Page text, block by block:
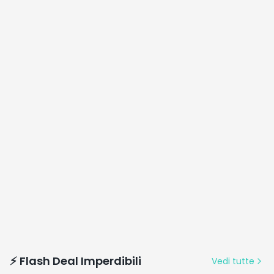
⚡ Flash Deal Imperdibili
Vedi tutte